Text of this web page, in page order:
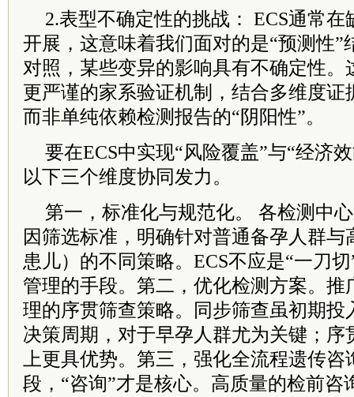
2.表型不确定性的挑战： ECS通常
开展，这意味着我们面对的是“预测性”
对照，某些变异的影响具有不确定性。
更严谨的家系验证机制，结合多维度证
而非单纯依赖检测报告的“阴阳性”。
要在ECS中实现“风险覆盖”与“经济
以下三个维度协同发力。
第一，标准化与规范化。 各检测中
因筛选标准，明确针对普通备孕人群与
患儿）的不同策略。ECS不应是“一刀
管理的手段。第二，优化检测方案。推
理的序贯筛查策略。同步筛查虽初期投
决策周期，对于早孕人群尤为关键；序
上更具优势。第三，强化全流程遗传咨
段，“咨询”才是核心。高质量的检前咨